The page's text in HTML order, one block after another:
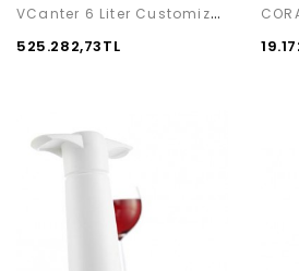
VCanter 6 Liter Customized
525.282,73TL